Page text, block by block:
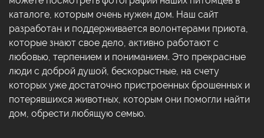
каталоге, которым очень нужен дом. Наш сайт
разработан и поддерживается волонтерами приюта,
которые знают свое дело, активно работают с
любовью, терпением и пониманием. Это прекрасные
люди с доброй душой, бескорыстные, на счету
которых уже достаточно пристроенных брошенных и
потерявшихся животных, которым они помогли найти
дом, обрести любящую семью.